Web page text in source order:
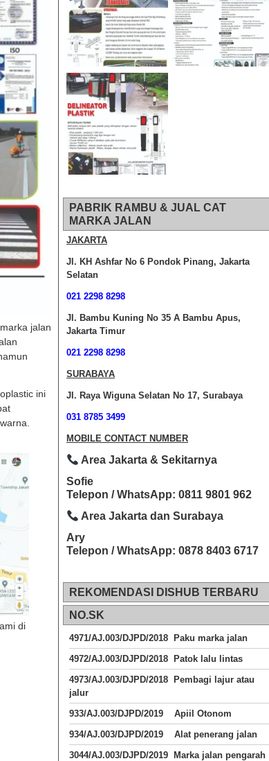
jalan
ini
di
PABRIK RAMBU & JUAL CAT
MARKA JALAN
JAKARTA
Jl. KH Ashfar No 6 Pondok Pinang, Jakarta
Selatan
021 2298 8298
Jl. Bambu Kuning No 35 A Bambu Apus,
Jakarta Timur
021 2298 8298
SURABAYA
Jl. Raya Wiguna Selatan No 17, Surabaya
031 8785 3499
MOBILE CONTACT NUMBER
Area Jakarta & Sekitarnya
Sofie
Telepon / WhatsApp: 0811 9801 962
Area Jakarta dan Surabaya
Ary
Telepon / WhatsApp: 0878 8403 6717
REKOMENDASI DISHUB TERBARU
NO.SK
4971/AJ.003/DJPD/2018 Paku marka jalan
4972/AJ.003/DJPD/2018 Patok lalu lintas
4973/AJ.003/DJPD/2018
Pembagi lajur atau
jalur
933/AJ.003/DJPD/2019 Apiil Otonom
934/AJ.003/DJPD/2019 Alat penerang jalan
3044/AJ.003/DJPD/2019 Marka jalan pengarah